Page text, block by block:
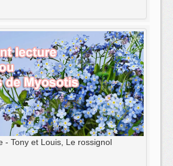
- Tony et Louis, Le rossignol